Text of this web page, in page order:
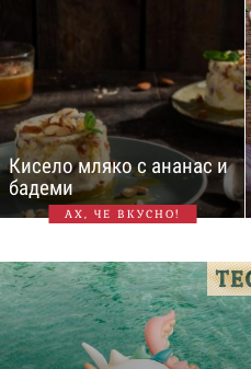
Кисело мляко с ананас и
бадеми
АХ, ЧЕ ВКУСНО!